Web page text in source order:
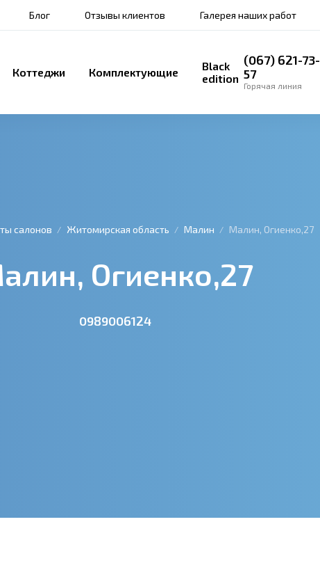
Блог Отзывы клиентов Галерея наших работ
Коттеджи Комплектующие
Black
edition
(067) 621-73-
57
Горячая линия
салонов Житомирская область Малин Малин, Огиенко,27
Огиенко,27
0989006124